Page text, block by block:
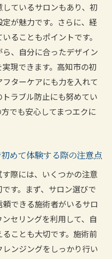
ているサロンもあり、初
が魅力です。さらに、経
ることもポイントです。
、自分に合ったデザイン
現できます。高知市の初
ターケアにも力を入れて
ラブル防止にも努めてい
でも安心してまつエクに
めて体験する際の注意点
際には、いくつかの注意
す。まず、サロン選びで
できる施術者がいるサロ
セリングを利用して、自
ことも大切です。施術前
ンジングをしっかり行い